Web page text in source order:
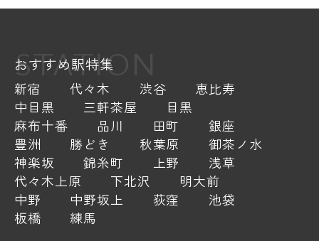
STATION
おすすめ駅特集
新宿 代々木 渋谷
恵比寿
中目黒
三軒茶屋
目黒
麻布十番
品川 田町
銀座
豊洲
勝どき 秋葉原
御茶ノ水
神楽坂
錦糸町 上野
浅草
代々木上原
下北沢
明大前
中野
中野坂上 荻窪
池袋
板橋
練馬